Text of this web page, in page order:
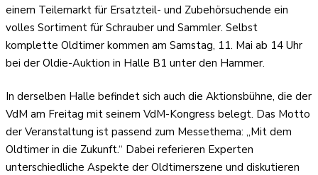
einem Teilemarkt für Ersatzteil- und Zubehörsuchende ein
volles Sortiment für Schrauber und Sammler. Selbst
komplette Oldtimer kommen am Samstag, 11. Mai ab 14 Uhr
bei der Oldie-Auktion in Halle B1 unter den Hammer.
In derselben Halle befindet sich auch die Aktionsbühne, die der
VdM am Freitag mit seinem VdM-Kongress belegt. Das Motto
der Veranstaltung ist passend zum Messethema: „Mit dem
Oldtimer in die Zukunft.“ Dabei referieren Experten
unterschiedliche Aspekte der Oldtimerszene und diskutieren